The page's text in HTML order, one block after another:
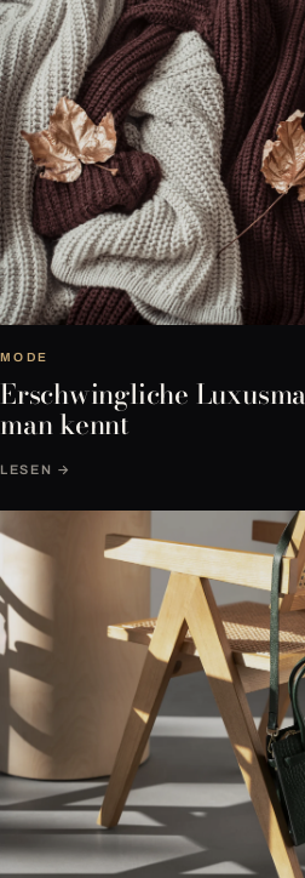
MODE
Erschwingliche
man kennt
LESEN →